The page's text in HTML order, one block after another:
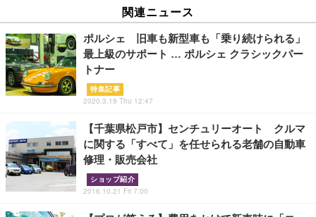
関連ニュース
ポルシェ 旧車も新型車も「乗り続けられる」
最上級のサポート … ポルシェ クラシックパー
トナー
特集記事
2020.3.19 Thu 12:47
【千葉県松戸市】センチュリーオート クルマ
に関する「すべて」を任せられる老舗の自動車
修理・販売会社
ショップ紹介
2016.10.21 Fri 7:00